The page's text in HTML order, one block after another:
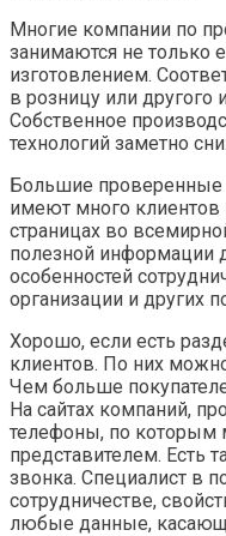
Многие компании по
занимаются не только
изготовлением.
в розницу или другого
Собственное
технологий заметно
Большие проверенные
имеют много клиентов
страницах во
полезной информации
особенностей
организации и других
Хорошо, если есть
клиентов. По них
Чем больше
На сайтах компаний,
телефоны, по которым
представителем. Есть
звонка. Специалист в
сотрудничестве,
любые данные,